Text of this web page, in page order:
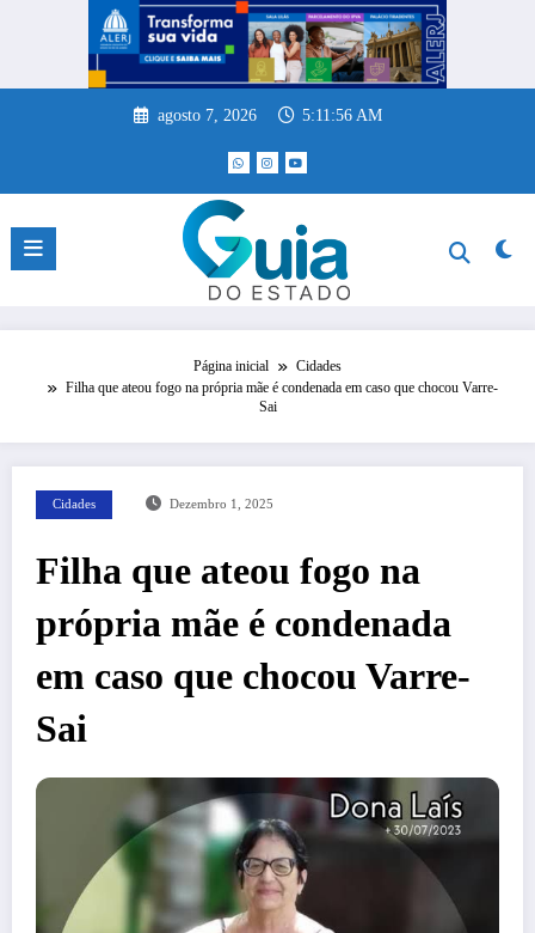
agosto 7, 2026 5:11:56 AM
Página inicial
Cidades
Filha que ateou fogo na própria mãe é condenada em caso que chocou Varre-
Sai
Cidades Dezembro 1, 2025
Filha que ateou fogo na
própria mãe é condenada
em caso que chocou Varre-
Sai